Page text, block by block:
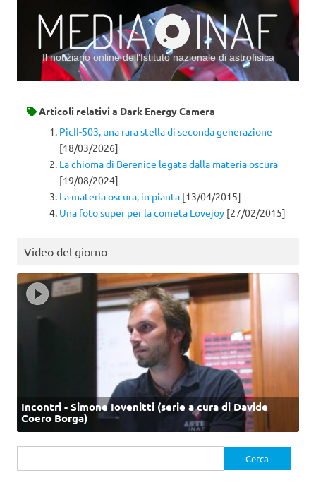
Il notiziario online dell’Istituto nazionale di astrofisica
Articoli relativi a Dark Energy Camera
PicII-503, una rara stella di seconda generazione
[18/03/2026]
La chioma di Berenice legata dalla materia oscura
[19/08/2024]
La materia oscura, in pianta [13/04/2015]
Una foto super per la cometa Lovejoy [27/02/2015]
Video del giorno
Incontri - Simone Iovenitti (serie a cura di Davide
Coero Borga)
per: